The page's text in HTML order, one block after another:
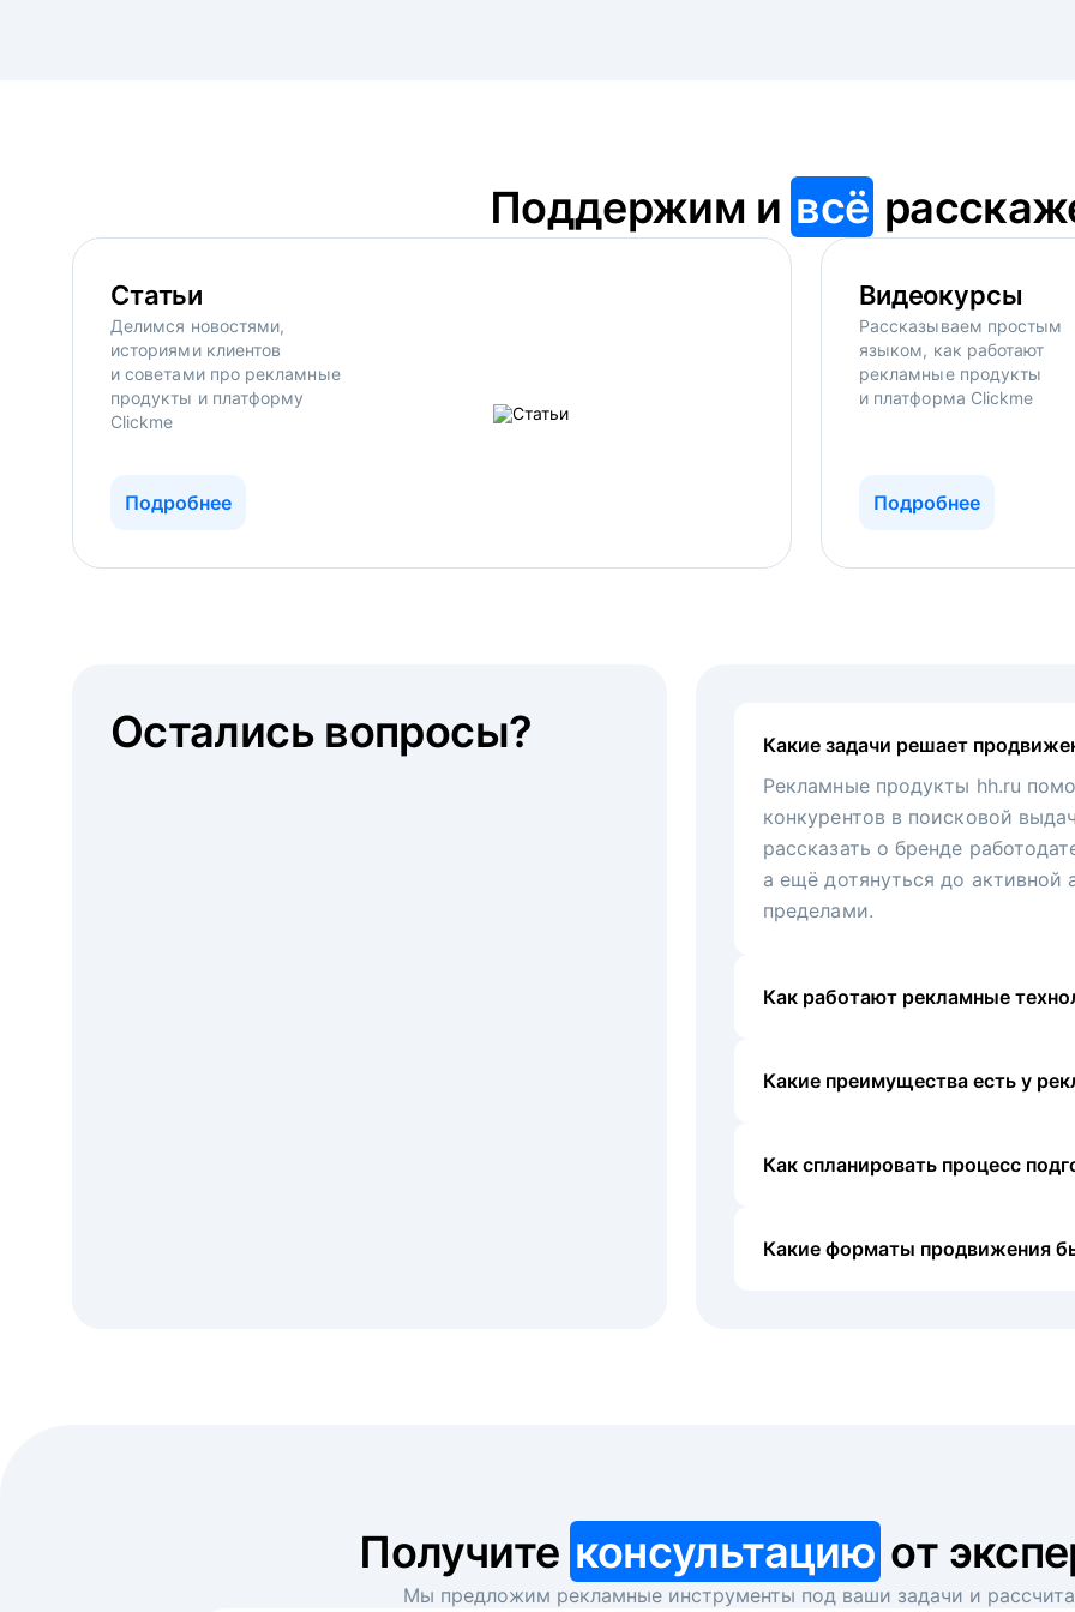
Поддержим и всё
Статьи
Делимся новостями,
историями клиентов
и советами про рекламные
продукты и платформу
Clickme
Подробнее
Видеокурсы
Рассказываем простым
языком, как работают
рекламные продукты
и платформа Clickme
Подробнее
Какие задачи решает
Рекламные продукты hh.ru
конкурентов в поисковой
рассказать о бренде
а ещё дотянуться до активной
пределами.
Как работают рекламные
Какие преимущества есть у
Как спланировать процесс
Какие форматы продвижения
Остались вопросы?
Получите консультацию от
Мы предложим рекламные инструменты под ваши задачи и